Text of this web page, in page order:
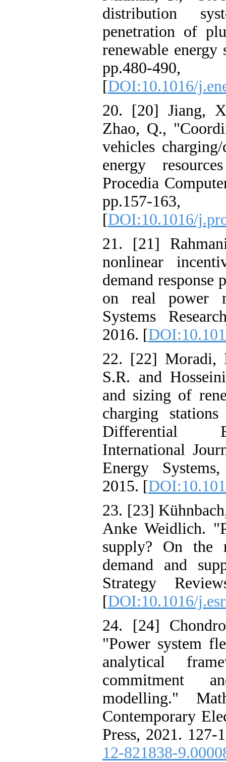
distribution
penetration
renewable
[DOI:10.1016/
20. [20]
Zhao, Q.,
vehicles
energy
Procedia
[DOI:10.1016/
21. [21]
nonlinear
demand
on real
Systems
2016. [
22. [22]
S.R. and
and sizing of
charging
International
Energy
2015. [
23. [23]
Anke
supply? On
demand and
Strategy
[DOI:10.1016/
24. [24]
"Power
analytical
modelling."
Contemporary
Press, 2021.
12-821838-